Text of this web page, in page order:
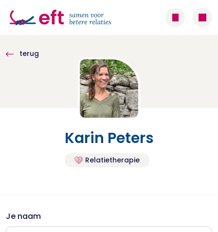
terug
Karin Peters
Relatietherapie
Je naam